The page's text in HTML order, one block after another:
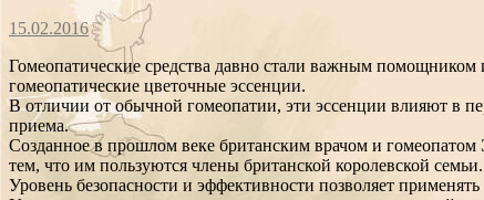
15.02.2016
Гомеопатические средства давно стали важным
гомеопатические цветочные эссенции.
В отличии от обычной гомеопатии, эти эссенции влияют в
приема.
Созданное в прошлом веке британским врачом и
тем, что им пользуются члены британской королевской семьи.
Уровень безопасности и эффективности позволяет